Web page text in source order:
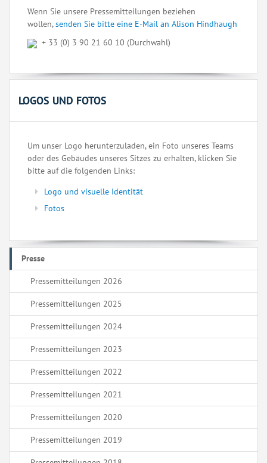
Wenn Sie unsere Pressemitteilungen beziehen
wollen,senden Sie bitte eine E-Mail an Alison Hindhaugh
+ 33 (0) 3 90 21 60 10 (Durchwahl)
LOGOS UND FOTOS
Um unser Logo herunterzuladen, ein Foto unseres Teams
oder des Gebäudes unseres Sitzes zu erhalten, klicken Sie
bitte auf die folgenden Links:
Logo und visuelle Identität
Fotos
Presse
Pressemitteilungen 2026
Pressemitteilungen 2025
Pressemitteilungen 2024
Pressemitteilungen 2023
Pressemitteilungen 2022
Pressemitteilungen 2021
Pressemitteilungen 2020
Pressemitteilungen 2019